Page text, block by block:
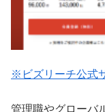
※ビズリーチ公式
管理職やグローバ